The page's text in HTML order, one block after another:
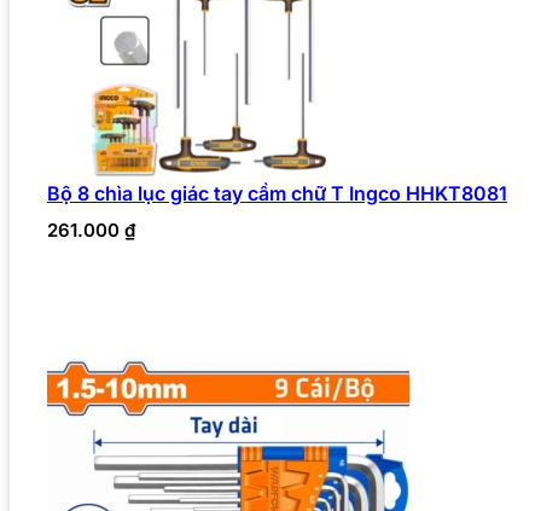
Bộ 8 chìa lục giác tay cầm chữ T Ingco HHKT8081
261.000 ₫